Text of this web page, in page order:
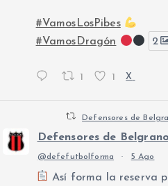
#VamosLosPibes
#VamosDragón
2
1 1 X
Defensores de
Defensores de
@defefutbolforma · 5 Ago
Así forma la reserva